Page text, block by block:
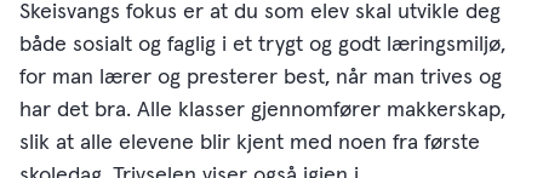
Skeisvangs fokus er at du som elev skal utvikle deg
både sosialt og faglig i et trygt og godt læringsmiljø,
for man lærer og presterer best, når man trives og
har det bra. Alle klasser gjennomfører makkerskap,
slik at alle elevene blir kjent med noen fra første